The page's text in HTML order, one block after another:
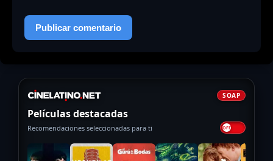
SOAP
Películas destacadas
Recomendaciones seleccionadas para ti